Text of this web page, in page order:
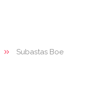
Subastas Boe